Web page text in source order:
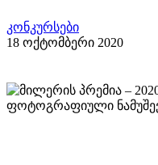
კონკურსები
18 ოქტომბერი 2020